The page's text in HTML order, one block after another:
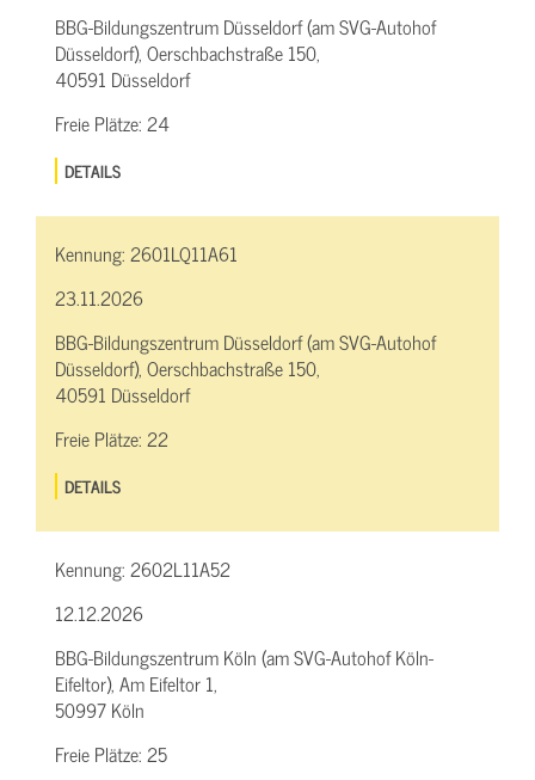
BBG-Bildungszentrum Düsseldorf (am SVG-Autohof
Düsseldorf), Oerschbachstraße 150,
40591 Düsseldorf
Freie Plätze:24
DETAILS
Kennung:2601LQ11A61
23.11.2026
BBG-Bildungszentrum Düsseldorf (am SVG-Autohof
Düsseldorf), Oerschbachstraße 150,
40591 Düsseldorf
Freie Plätze:22
DETAILS
Kennung:2602L11A52
12.12.2026
BBG-Bildungszentrum Köln (am SVG-Autohof Köln-
Eifeltor), Am Eifeltor 1,
50997 Köln
Freie Plätze:25